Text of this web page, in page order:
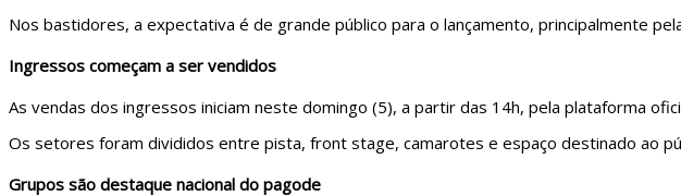
Nos bastidores, a expectativa é de grande público para o lançamento, principalmente
Ingressos começam a ser vendidos
As vendas dos ingressos iniciam neste domingo (5), a partir das 14h, pela plataforma
Os setores foram divididos entre pista, front stage, camarotes e espaço destinado ao
Grupos são destaque nacional do pagode